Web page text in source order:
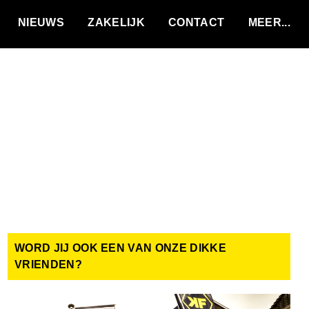
NIEUWS ZAKELIJK CONTACT
WORD JIJ OOK EEN VAN ONZE DIKKE
VRIENDEN?